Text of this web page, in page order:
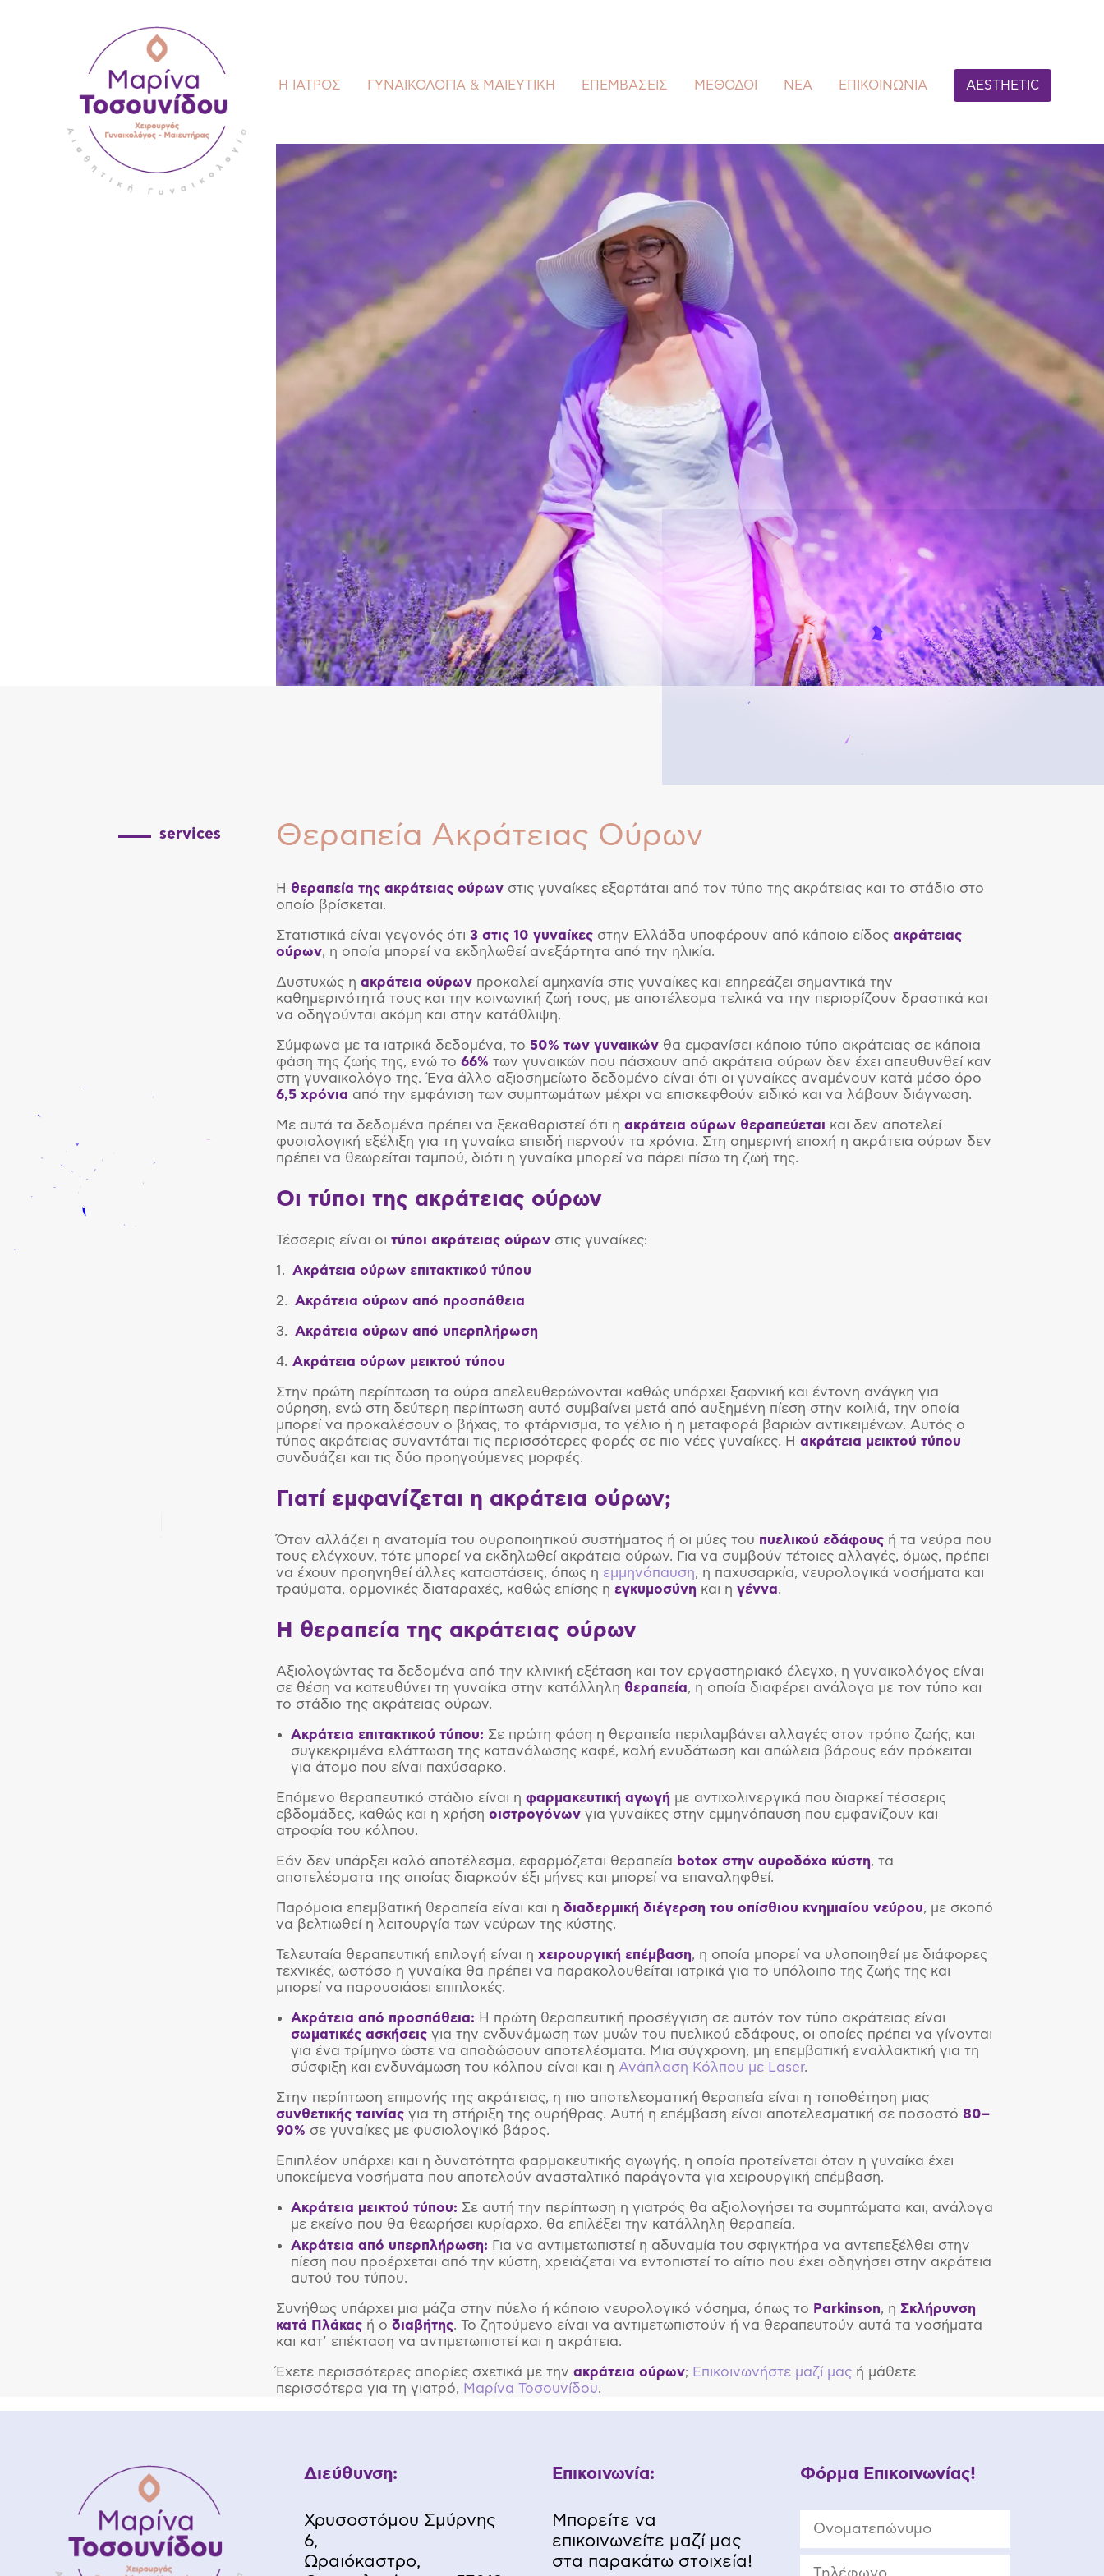
Η ΙΑΤΡΟΣ ΓΥΝΑΙΚΟΛΟΓΙΑ & ΜΑΙΕΥΤΙΚΗ ΕΠΕΜΒΑΣΕΙΣ ΜΕΘΟΔΟΙ ΝΕΑ ΕΠΙΚΟΙΝΩΝΙΑ AESTHETIC
services Θεραπεία Ακράτειας Ούρων
Η θεραπεία της ακράτειας ούρων στις γυναίκες εξαρτάται από τον τύπο της ακράτειας και το στάδιο στο
οποίο βρίσκεται.
Στατιστικά είναι γεγονός ότι 3 στις 10 γυναίκες στην Ελλάδα υποφέρουν από κάποιο είδος ακράτειας
ούρων, η οποία μπορεί να εκδηλωθεί ανεξάρτητα από την ηλικία.
Δυστυχώς η ακράτεια ούρων προκαλεί αμηχανία στις γυναίκες και επηρεάζει σημαντικά την
καθημερινότητά τους και την κοινωνική ζωή τους, με αποτέλεσμα τελικά να την περιορίζουν δραστικά και
να οδηγούνται ακόμη και στην κατάθλιψη.
Σύμφωνα με τα ιατρικά δεδομένα, το 50% των γυναικών θα εμφανίσει κάποιο τύπο ακράτειας σε κάποια
φάση της ζωής της, ενώ το 66% των γυναικών που πάσχουν από ακράτεια ούρων δεν έχει απευθυνθεί καν
στη γυναικολόγο της. Ένα άλλο αξιοσημείωτο δεδομένο είναι ότι οι γυναίκες αναμένουν κατά μέσο όρο
6,5 χρόνια από την εμφάνιση των συμπτωμάτων μέχρι να επισκεφθούν ειδικό και να λάβουν διάγνωση.
Με αυτά τα δεδομένα πρέπει να ξεκαθαριστεί ότι η ακράτεια ούρων θεραπεύεται και δεν αποτελεί
φυσιολογική εξέλιξη για τη γυναίκα επειδή περνούν τα χρόνια. Στη σημερινή εποχή η ακράτεια ούρων δεν
πρέπει να θεωρείται ταμπού, διότι η γυναίκα μπορεί να πάρει πίσω τη ζωή της.
Οι τύποι της ακράτειας ούρων
Τέσσερις είναι οι τύποι ακράτειας ούρων στις γυναίκες:
1. Ακράτεια ούρων επιτακτικού τύπου
2. Ακράτεια ούρων από προσπάθεια
3. Ακράτεια ούρων από υπερπλήρωση
4. Ακράτεια ούρων μεικτού τύπου
Στην πρώτη περίπτωση τα ούρα απελευθερώνονται καθώς υπάρχει ξαφνική και έντονη ανάγκη για
ούρηση, ενώ στη δεύτερη περίπτωση αυτό συμβαίνει μετά από αυξημένη πίεση στην κοιλιά, την οποία
μπορεί να προκαλέσουν ο βήχας, το φτάρνισμα, το γέλιο ή η μεταφορά βαριών αντικειμένων. Αυτός ο
τύπος ακράτειας συναντάται τις περισσότερες φορές σε πιο νέες γυναίκες. Η ακράτεια μεικτού τύπου
συνδυάζει και τις δύο προηγούμενες μορφές.
Γιατί εμφανίζεται η ακράτεια ούρων;
Όταν αλλάζει η ανατομία του ουροποιητικού συστήματος ή οι μύες του πυελικού εδάφους ή τα νεύρα που
τους ελέγχουν, τότε μπορεί να εκδηλωθεί ακράτεια ούρων. Για να συμβούν τέτοιες αλλαγές, όμως, πρέπει
να έχουν προηγηθεί άλλες καταστάσεις, όπως η εμμηνόπαυση, η παχυσαρκία, νευρολογικά νοσήματα και
τραύματα, ορμονικές διαταραχές, καθώς επίσης η εγκυμοσύνη και η γέννα.
Η θεραπεία της ακράτειας ούρων
Αξιολογώντας τα δεδομένα από την κλινική εξέταση και τον εργαστηριακό έλεγχο, η γυναικολόγος είναι
σε θέση να κατευθύνει τη γυναίκα στην κατάλληλη θεραπεία, η οποία διαφέρει ανάλογα με τον τύπο και
το στάδιο της ακράτειας ούρων.
Ακράτεια επιτακτικού τύπου: Σε πρώτη φάση η θεραπεία περιλαμβάνει αλλαγές στον τρόπο ζωής, και
συγκεκριμένα ελάττωση της κατανάλωσης καφέ, καλή ενυδάτωση και απώλεια βάρους εάν πρόκειται
για άτομο που είναι παχύσαρκο.
Επόμενο θεραπευτικό στάδιο είναι η φαρμακευτική αγωγή με αντιχολινεργικά που διαρκεί τέσσερις
εβδομάδες, καθώς και η χρήση οιστρογόνων για γυναίκες στην εμμηνόπαυση που εμφανίζουν και
ατροφία του κόλπου.
Εάν δεν υπάρξει καλό αποτέλεσμα, εφαρμόζεται θεραπεία botox στην ουροδόχο κύστη, τα
αποτελέσματα της οποίας διαρκούν έξι μήνες και μπορεί να επαναληφθεί.
Παρόμοια επεμβατική θεραπεία είναι και η διαδερμική διέγερση του οπίσθιου κνημιαίου νεύρου, με σκοπό
να βελτιωθεί η λειτουργία των νεύρων της κύστης.
Τελευταία θεραπευτική επιλογή είναι η χειρουργική επέμβαση, η οποία μπορεί να υλοποιηθεί με διάφορες
τεχνικές, ωστόσο η γυναίκα θα πρέπει να παρακολουθείται ιατρικά για το υπόλοιπο της ζωής της και
μπορεί να παρουσιάσει επιπλοκές.
Ακράτεια από προσπάθεια: Η πρώτη θεραπευτική προσέγγιση σε αυτόν τον τύπο ακράτειας είναι
σωματικές ασκήσεις για την ενδυνάμωση των μυών του πυελικού εδάφους, οι οποίες πρέπει να γίνονται
για ένα τρίμηνο ώστε να αποδώσουν αποτελέσματα. Μια σύγχρονη, μη επεμβατική εναλλακτική για τη
σύσφιξη και ενδυνάμωση του κόλπου είναι και η Ανάπλαση Κόλπου με Laser.
Στην περίπτωση επιμονής της ακράτειας, η πιο αποτελεσματική θεραπεία είναι η τοποθέτηση μιας
συνθετικής ταινίας για τη στήριξη της ουρήθρας. Αυτή η επέμβαση είναι αποτελεσματική σε ποσοστό 80–
90% σε γυναίκες με φυσιολογικό βάρος.
Επιπλέον υπάρχει και η δυνατότητα φαρμακευτικής αγωγής, η οποία προτείνεται όταν η γυναίκα έχει
υποκείμενα νοσήματα που αποτελούν ανασταλτικό παράγοντα για χειρουργική επέμβαση.
Ακράτεια μεικτού τύπου: Σε αυτή την περίπτωση η γιατρός θα αξιολογήσει τα συμπτώματα και, ανάλογα
με εκείνο που θα θεωρήσει κυρίαρχο, θα επιλέξει την κατάλληλη θεραπεία.
Ακράτεια από υπερπλήρωση: Για να αντιμετωπιστεί η αδυναμία του σφιγκτήρα να αντεπεξέλθει στην
πίεση που προέρχεται από την κύστη, χρειάζεται να εντοπιστεί το αίτιο που έχει οδηγήσει στην ακράτεια
αυτού του τύπου.
Συνήθως υπάρχει μια μάζα στην πύελο ή κάποιο νευρολογικό νόσημα, όπως το Parkinson, η Σκλήρυνση
κατά Πλάκας ή ο διαβήτης. Το ζητούμενο είναι να αντιμετωπιστούν ή να θεραπευτούν αυτά τα νοσήματα
και κατ’ επέκταση να αντιμετωπιστεί και η ακράτεια.
Έχετε περισσότερες απορίες σχετικά με την ακράτεια ούρων; Επικοινωνήστε μαζί μας ή μάθετε
περισσότερα για τη γιατρό, Μαρίνα Τοσουνίδου.
Διεύθυνση:
Χρυσοστόμου Σμύρνης
6,
Ωραιόκαστρο,
Επικοινωνία:
Μπορείτε να
επικοινωνείτε μαζί μας
στα παρακάτω στοιχεία!
Φόρμα Επικοινωνίας!